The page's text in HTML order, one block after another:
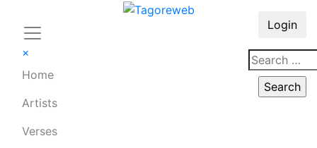
×
Home
Artists
Verses
Login